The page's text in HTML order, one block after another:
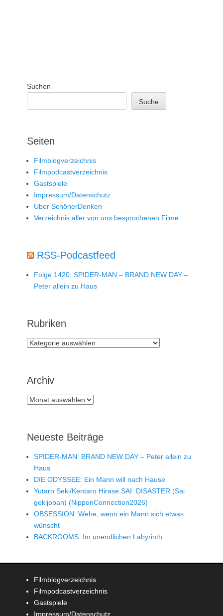
Suchen
Suche
Seiten
Filmblogverzeichnis
Filmpodcastverzeichnis
Gastspiele
Impressum/Datenschutz
Über SchönerDenken
Verzeichnis aller von uns besprochenen Filme
RSS-Podcastfeed
Folge 1420: SPIDER-MAN – BRAND NEW DAY –
Peter allein zu Haus
Rubriken
Rubriken
Archiv
Archiv
Neueste Beiträge
SPIDER-MAN: BRAND NEW DAY – Peter allein zu
Haus
DIE ODYSSEE: Ein Mann will nach Hause
Yutaro Seki/Kentaro Hirase SAI: DISASTER (Sai
gekijoban) (NipponConnection2026)
OBSESSION: Wehe, wenn ein Mann sich etwas
wünscht
BACKROOMS: Im unendlichen Labyrinth
Filmblogverzeichnis
Filmpodcastverzeichnis
Gastspiele
Impressum/Datenschutz